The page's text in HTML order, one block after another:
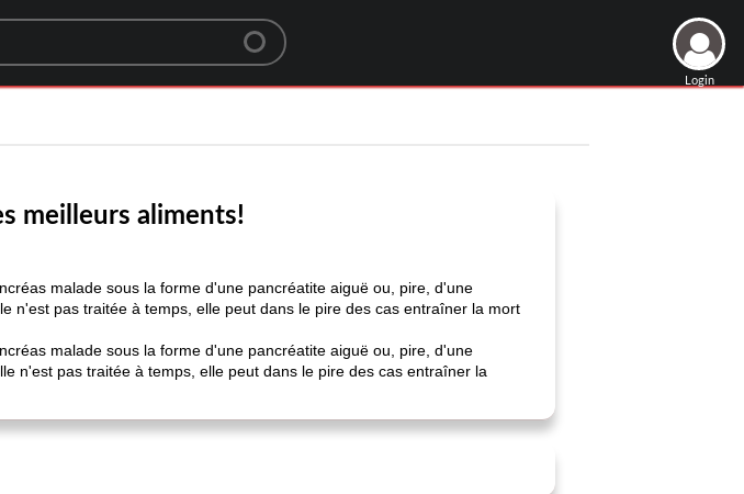
Login
meilleurs aliments!
malade sous la forme d'une pancréatite aiguë ou, pire, d'une
n'est pas traitée à temps, elle peut dans le pire des cas entraîner la mort
malade sous la forme d'une pancréatite aiguë ou, pire, d'une
n'est pas traitée à temps, elle peut dans le pire des cas entraîner la